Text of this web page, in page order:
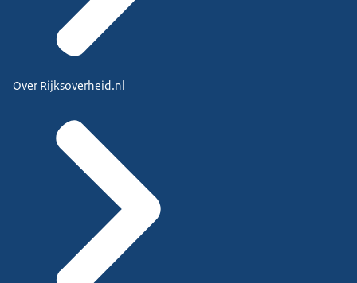
Over Rijksoverheid.nl